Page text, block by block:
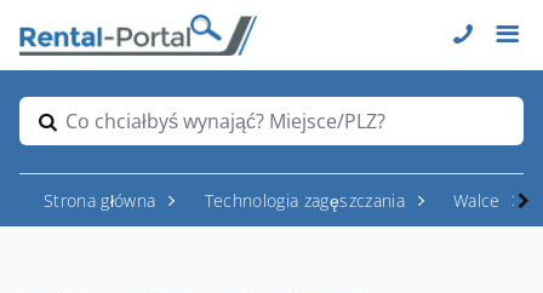
Co chciałbyś wynająć? Miejsce/PLZ?
Strona główna Technologia zagęszczania Walce